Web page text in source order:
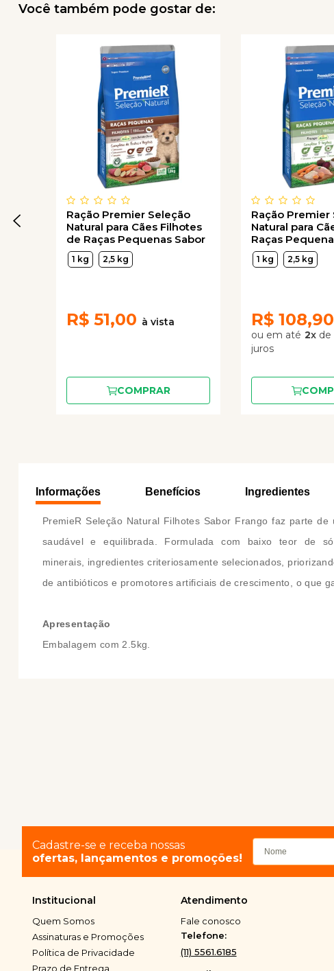
Você também pode gostar de:
Ração Premier Seleção
Natural para Cães Filhotes
de Raças Pequenas Sabor
Frango Korin com Batata
Doce
1 kg 2,5 kg
R$ 51,00
COMPRAR
Ração Premier
Natural para
Raças
Frango
1 kg 2,5 kg
R$ 108,90
2x de
Informações Benefícios Ingredientes
PremieR Seleção Natural Filhotes Sabor Frango faz parte
saudável e equilibrada. Formulada com baixo teor de
minerais, ingredientes criteriosamente selecionados,
de antibióticos e promotores artificiais de crescimento, o que
Apresentação
Embalagem com 2.5kg.
Cadastre-se e receba nossas
ofertas, lançamentos e promoções!
Institucional
Quem Somos
Assinaturas e Promoções
Política de Privacidade
Prazo de Entrega
Atendimento
Fale conosco
Telefone:
(11) 5561.6185